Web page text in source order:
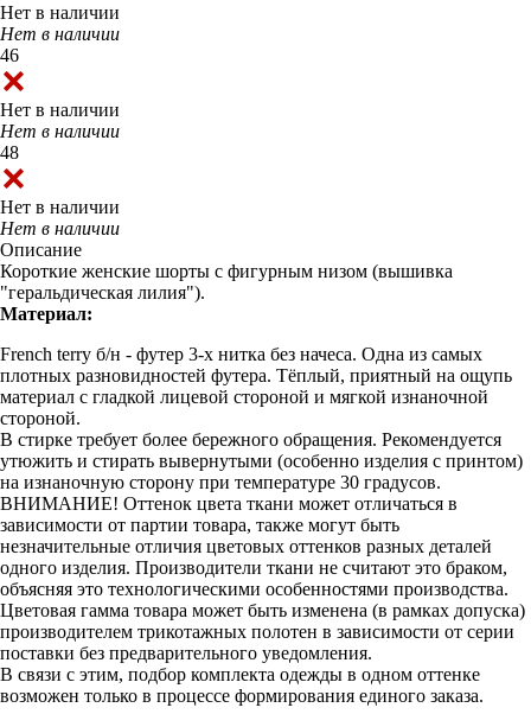
Нет в наличии
Нет в наличии
46
Нет в наличии
Нет в наличии
48
Нет в наличии
Нет в наличии
Описание
Короткие женские шорты с фигурным низом (вышивка
"геральдическая лилия").
Материал:
French terry б/н - футер 3-х нитка без начеса. Одна из самых
плотных разновидностей футера. Тёплый, приятный на ощупь
материал с гладкой лицевой стороной и мягкой изнаночной
стороной.
В стирке требует более бережного обращения. Рекомендуется
утюжить и стирать вывернутыми (особенно изделия с принтом)
на изнаночную сторону при температуре 30 градусов.
ВНИМАНИЕ! Оттенок цвета ткани может отличаться в
зависимости от партии товара, также могут быть
незначительные отличия цветовых оттенков разных деталей
одного изделия. Производители ткани не считают это браком,
объясняя это технологическими особенностями производства.
Цветовая гамма товара может быть изменена (в рамках допуска)
производителем трикотажных полотен в зависимости от серии
поставки без предварительного уведомления.
В связи с этим, подбор комплекта одежды в одном оттенке
возможен только в процессе формирования единого заказа.